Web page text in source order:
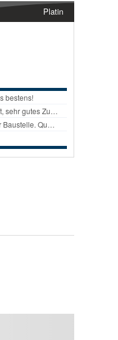
Platin